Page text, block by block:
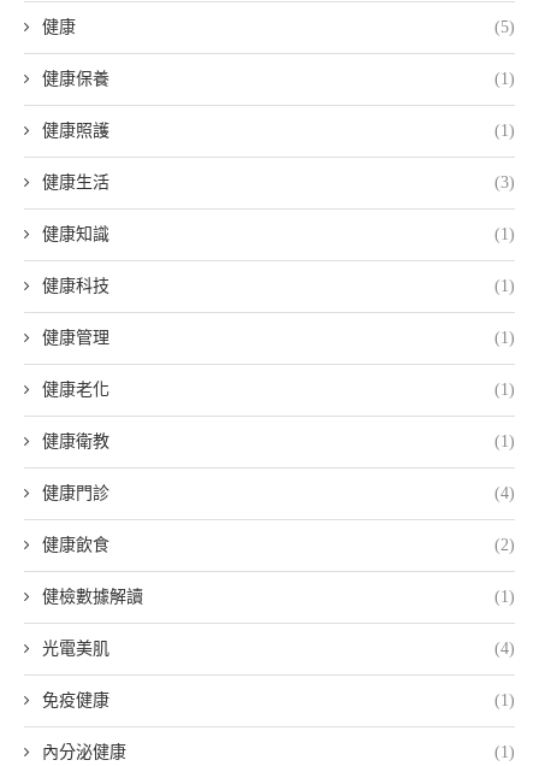
健康 (5)
健康保養 (1)
健康照護 (1)
健康生活 (3)
健康知識 (1)
健康科技 (1)
健康管理 (1)
健康老化 (1)
健康衛教 (1)
健康門診 (4)
健康飲食 (2)
健檢數據解讀 (1)
光電美肌 (4)
免疫健康 (1)
內分泌健康 (1)